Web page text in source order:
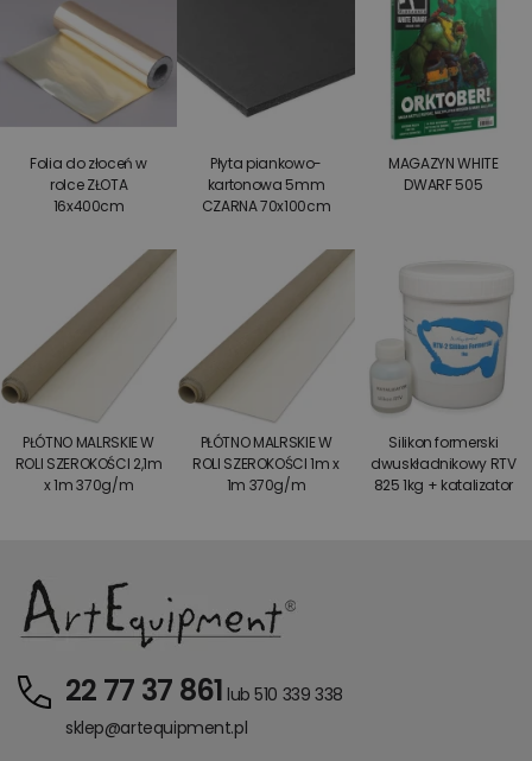
Folia do złoceń w
rolce ZŁOTA
16x400cm
Płyta piankowo-
kartonowa 5mm
CZARNA 70x100cm
MAGAZYN WHITE
DWARF 505
PŁÓTNO MALRSKIE W
ROLI SZEROKOŚCI 2,1m
x 1m 370g/m
PŁÓTNO MALRSKIE W
ROLI SZEROKOŚCI 1m x
1m 370g/m
Silikon formerski
dwuskładnikowy RTV
825 1kg + katalizator
22 77 37 861 lub 510 339 338
sklep@artequipment.pl